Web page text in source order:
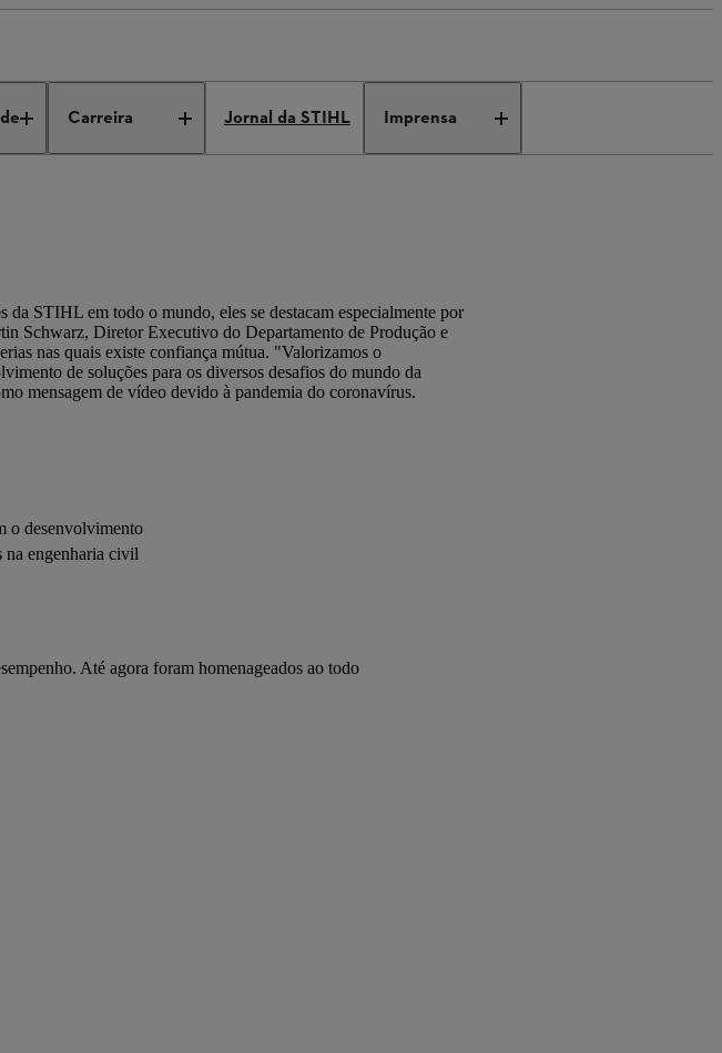
Carreira Jornal da STIHL Imprensa
STIHL em todo o mundo, eles se destacam especialmente por
Schwarz, Diretor Executivo do Departamento de Produção e
nas quais existe confiança mútua. "Valorizamos o
de soluções para os diversos desafios do mundo da
mensagem de vídeo devido à pandemia do coronavírus.
o desenvolvimento
na engenharia civil
Até agora foram homenageados ao todo